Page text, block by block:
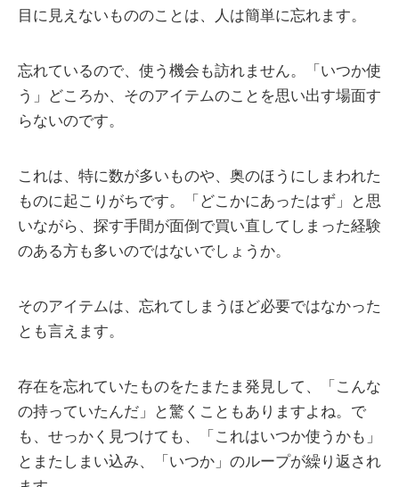
目に見えないもののことは、人は簡単に忘れます。
忘れているので、使う機会も訪れません。「いつか使
う」どころか、そのアイテムのことを思い出す場面す
らないのです。
これは、特に数が多いものや、奥のほうにしまわれた
ものに起こりがちです。「どこかにあったはず」と思
いながら、探す手間が面倒で買い直してしまった経験
のある方も多いのではないでしょうか。
そのアイテムは、忘れてしまうほど必要ではなかった
とも言えます。
存在を忘れていたものをたまたま発見して、「こんな
の持っていたんだ」と驚くこともありますよね。で
も、せっかく見つけても、「これはいつか使うかも」
とまたしまい込み、「いつか」のループが繰り返され